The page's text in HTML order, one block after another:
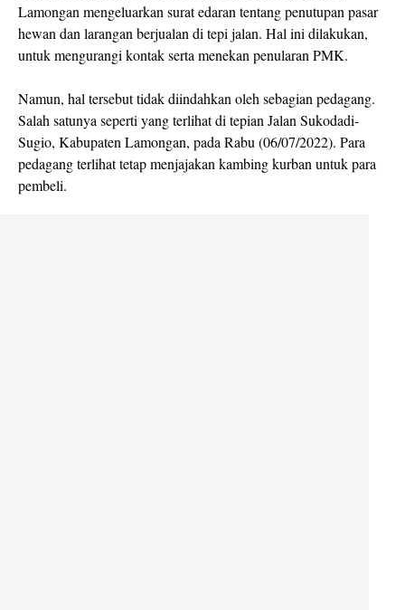
Lamongan mengeluarkan surat edaran tentang penutupan pasar
hewan dan larangan berjualan di tepi jalan. Hal ini dilakukan,
untuk mengurangi kontak serta menekan penularan PMK.
Namun, hal tersebut tidak diindahkan oleh sebagian pedagang.
Salah satunya seperti yang terlihat di tepian Jalan Sukodadi-
Sugio, Kabupaten Lamongan, pada Rabu (06/07/2022). Para
pedagang terlihat tetap menjajakan kambing kurban untuk para
pembeli.